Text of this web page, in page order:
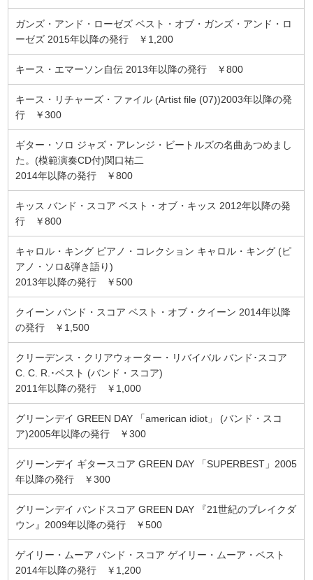
ガンズ・アンド・ローゼズ ベスト・オブ・ガンズ・アンド・ロ
ーゼズ 2015年以降の発行 ￥1,200
キース・エマーソン自伝 2013年以降の発行 ￥800
キース・リチャーズ・ファイル (Artist file (07))2003年以降の発
行 ￥300
ギター・ソロ ジャズ・アレンジ・ビートルズの名曲あつめまし
た。(模範演奏CD付)関口祐二
2014年以降の発行 ￥800
キッス バンド・スコア ベスト・オブ・キッス 2012年以降の発
行 ￥800
キャロル・キング ピアノ・コレクション キャロル・キング (ピ
アノ・ソロ&弾き語り)
2013年以降の発行 ￥500
クイーン バンド・スコア ベスト・オブ・クイーン 2014年以降
の発行 ￥1,500
クリーデンス・クリアウォーター・リバイバル バンド･スコア
C. C. R.･ベスト (バンド・スコア)
2011年以降の発行 ￥1,000
グリーンデイ GREEN DAY 「american idiot」 (バンド・スコ
ア)2005年以降の発行 ￥300
グリーンデイ ギタースコア GREEN DAY 「SUPERBEST」2005
年以降の発行 ￥300
グリーンデイ バンドスコア GREEN DAY 『21世紀のブレイクダ
ウン』2009年以降の発行 ￥500
ゲイリー・ムーア バンド・スコア ゲイリー・ムーア・ベスト
2014年以降の発行 ￥1,200